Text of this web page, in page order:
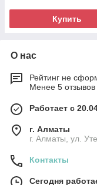
Купить
О нас
Рейтинг не
Менее 5 отзывов
Работает с
г. Алматы
г. Алматы, ул.
Контакты
Сегодня